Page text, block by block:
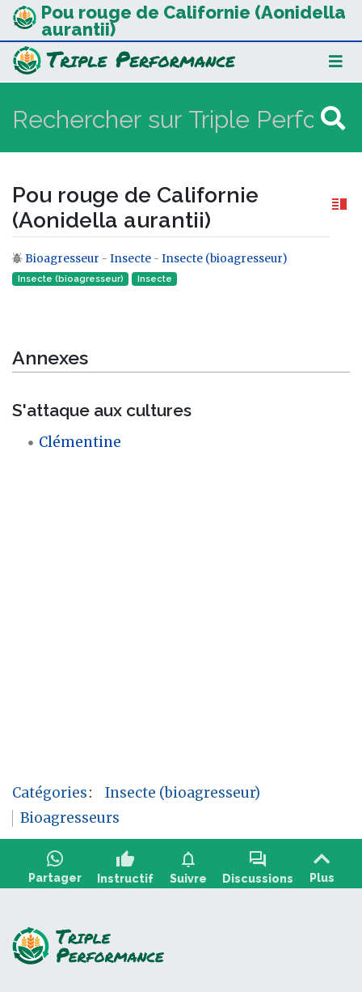
Pou rouge de Californie (Aonidella
aurantii)
Pou rouge de Californie
(Aonidella aurantii)
Aller à :navigation,rechercher
Bioagresseur - Insecte - Insecte (bioagresseur)
Insecte (bioagresseur) Insecte‎
Annexes
S'attaque aux cultures
Clémentine
Catégories:
Insecte (bioagresseur)
Bioagresseurs
Partager
thumb_up
Instructif
notifications
Suivre
forum
Discussions Plus